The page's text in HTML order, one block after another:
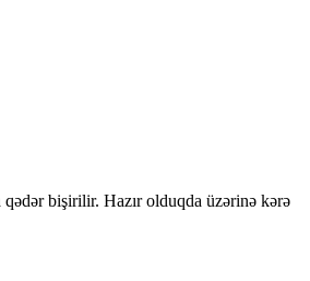
bişirilir. Hazır olduqda üzərinə kərə